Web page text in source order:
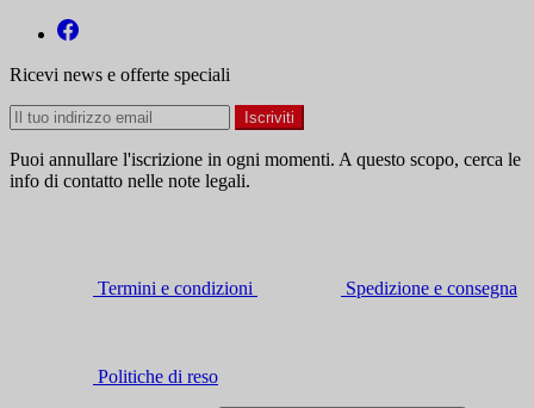
Ricevi news e offerte speciali
Puoi annullare l'iscrizione in ogni momenti. A questo scopo, cerca le
info di contatto nelle note legali.
Termini e condizioni Spedizione e consegna
Politiche di reso